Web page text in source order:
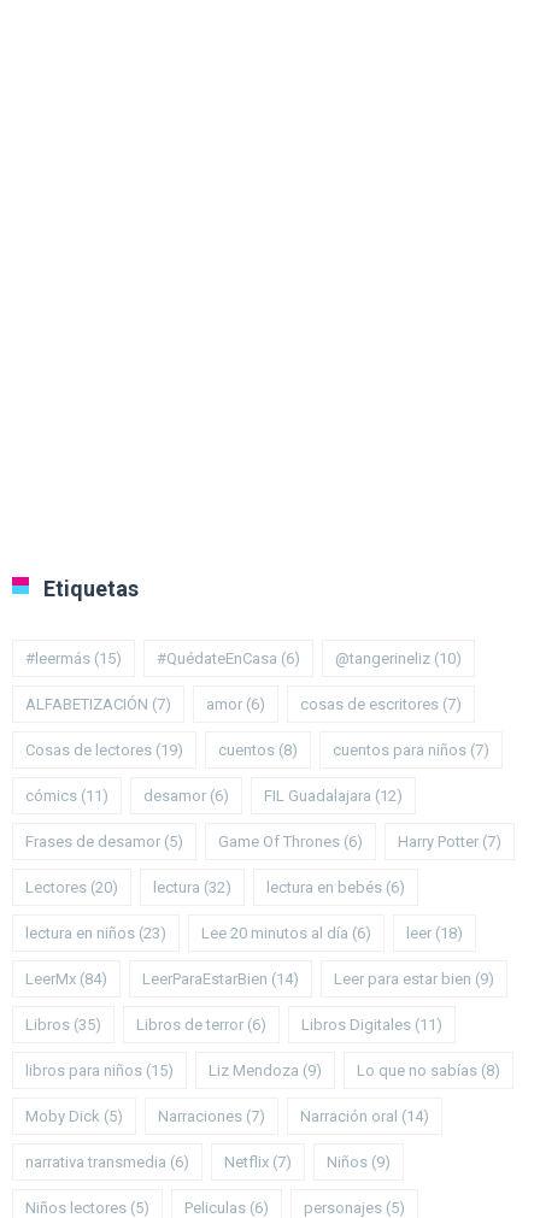
Etiquetas
#leermás (15) #QuédateEnCasa (6) @tangerineliz (10)
ALFABETIZACIÓN (7) amor (6) cosas de escritores (7)
Cosas de lectores (19) cuentos (8) cuentos para niños (7)
cómics (11) desamor (6) FIL Guadalajara (12)
Frases de desamor (5) Game Of Thrones (6) Harry Potter (7)
Lectores (20) lectura (32) lectura en bebés (6)
lectura en niños (23) Lee 20 minutos al día (6) leer (18)
LeerMx (84) LeerParaEstarBien (14) Leer para estar bien (9)
Libros (35) Libros de terror (6) Libros Digitales (11)
libros para niños (15) Liz Mendoza (9) Lo que no sabías (8)
Moby Dick (5) Narraciones (7) Narración oral (14)
narrativa transmedia (6) Netflix (7) Niños (9)
Niños lectores (5) Peliculas (6) personajes (5)